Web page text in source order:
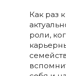
Как раз
роли,